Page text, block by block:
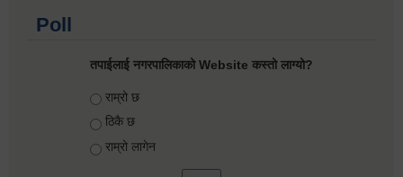
Poll
तपाईलाई नगरपालिकाको Website कस्तो लाग्यो?
Choices
राम्रो छ
ठिकै छ
राम्रो लागेन